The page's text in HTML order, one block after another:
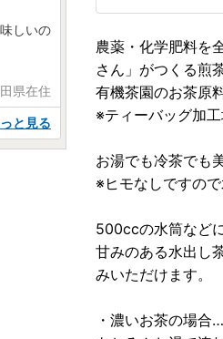
農薬・化学肥料を
さん」がつくる煎
有機茶園のお茶原
※ティーバッグ加工
お湯でも冷茶でも
※ヒモなしですの
500ccの水筒など
甘みのある水出し
みいただけます。
・濃いお茶の場合
しいの
県在住
と見る